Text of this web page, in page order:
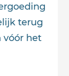
terug
vóór het